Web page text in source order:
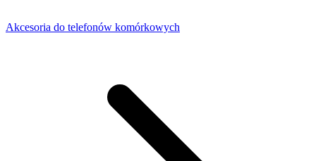
Akcesoria do telefonów komórkowych